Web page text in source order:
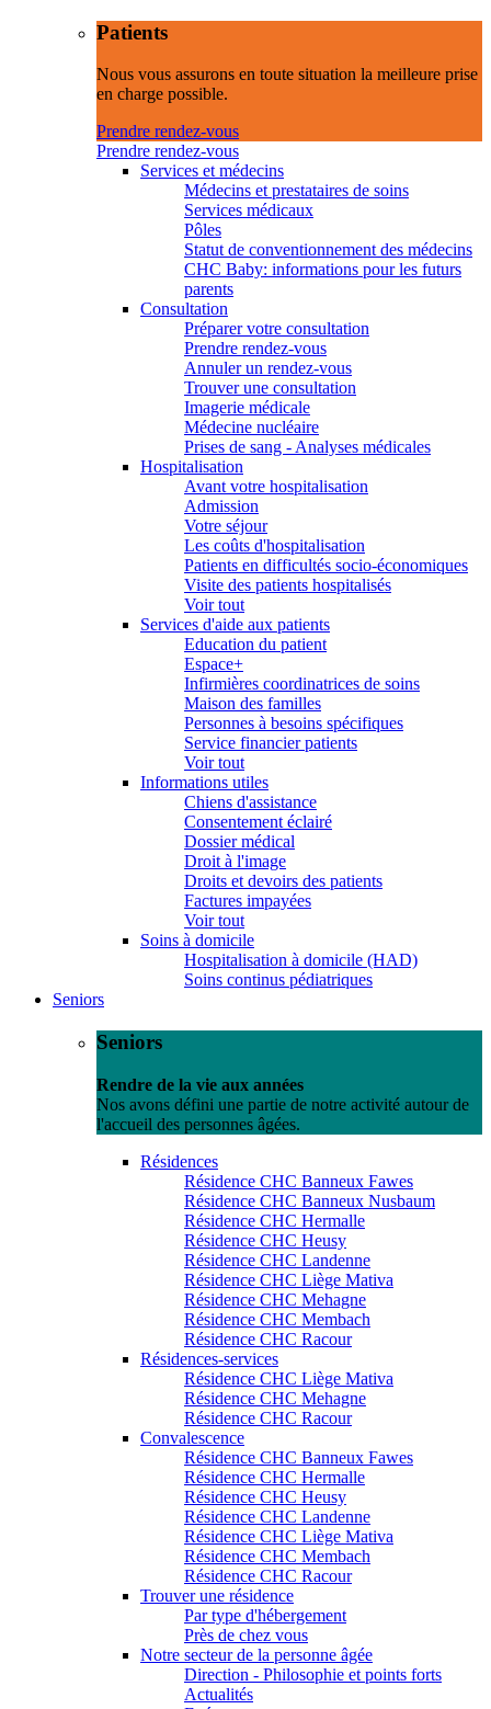
Patients
Nous vous assurons en toute situation la meilleure prise
en charge possible.
Prendre rendez-vous
Prendre rendez-vous
Services et médecins
Médecins et prestataires de soins
Services médicaux
Pôles
Statut de conventionnement des médecins
CHC Baby: informations pour les futurs
parents
Consultation
Préparer votre consultation
Prendre rendez-vous
Annuler un rendez-vous
Trouver une consultation
Imagerie médicale
Médecine nucléaire
Prises de sang - Analyses médicales
Hospitalisation
Avant votre hospitalisation
Admission
Votre séjour
Les coûts d'hospitalisation
Patients en difficultés socio-économiques
Visite des patients hospitalisés
Voir tout
Services d'aide aux patients
Education du patient
Espace+
Infirmières coordinatrices de soins
Maison des familles
Personnes à besoins spécifiques
Service financier patients
Voir tout
Informations utiles
Chiens d'assistance
Consentement éclairé
Dossier médical
Droit à l'image
Droits et devoirs des patients
Factures impayées
Voir tout
Soins à domicile
Hospitalisation à domicile (HAD)
Soins continus pédiatriques
Seniors
Seniors
Rendre de la vie aux années
Nos avons défini une partie de notre activité autour de
l'accueil des personnes âgées.
Résidences
Résidence CHC Banneux Fawes
Résidence CHC Banneux Nusbaum
Résidence CHC Hermalle
Résidence CHC Heusy
Résidence CHC Landenne
Résidence CHC Liège Mativa
Résidence CHC Mehagne
Résidence CHC Membach
Résidence CHC Racour
Résidences-services
Résidence CHC Liège Mativa
Résidence CHC Mehagne
Résidence CHC Racour
Convalescence
Résidence CHC Banneux Fawes
Résidence CHC Hermalle
Résidence CHC Heusy
Résidence CHC Landenne
Résidence CHC Liège Mativa
Résidence CHC Membach
Résidence CHC Racour
Trouver une résidence
Par type d'hébergement
Près de chez vous
Notre secteur de la personne âgée
Direction - Philosophie et points forts
Actualités